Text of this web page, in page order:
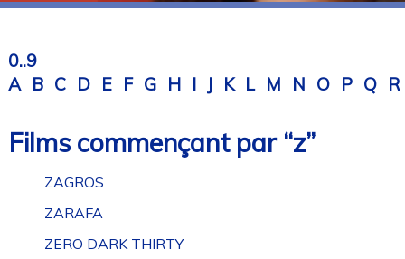
0..9
A B C D E F G H I J K L M N O P Q R
Films commençant par “z”
ZAGROS
ZARAFA
ZERO DARK THIRTY